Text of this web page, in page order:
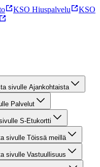
KSO Hiuspalvelu
KSO
sivulle Ajankohtaista
Palvelut
S-Etukortti
sivulle Töissä meillä
sivulle Vastuullisuus